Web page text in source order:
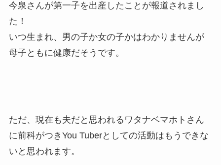
今泉さんが第一子を出産したことが報道されまし
た！
いつ生まれ、男の子か女の子かはわかりませんが
母子ともに健康だそうです。
ただ、現在も夫だと思われるワタナベマホトさん
に前科がつきYou Tuberとしての活動はもうできな
いと思われます。